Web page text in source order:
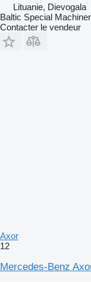
Lituanie, Dievogala
Baltic Special
Contacter le vendeur
Axor
12
Mercedes-Benz